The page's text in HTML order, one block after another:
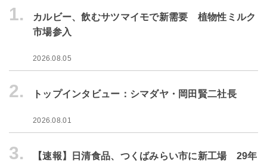
1.
カルビー、飲むサツマイモで新需要 植物性ミルク
市場参入
2026.08.05
2. トップインタビュー：シマダヤ・岡田賢二社長
2026.08.01
3.
【速報】日清食品、つくばみらい市に新工場 29年